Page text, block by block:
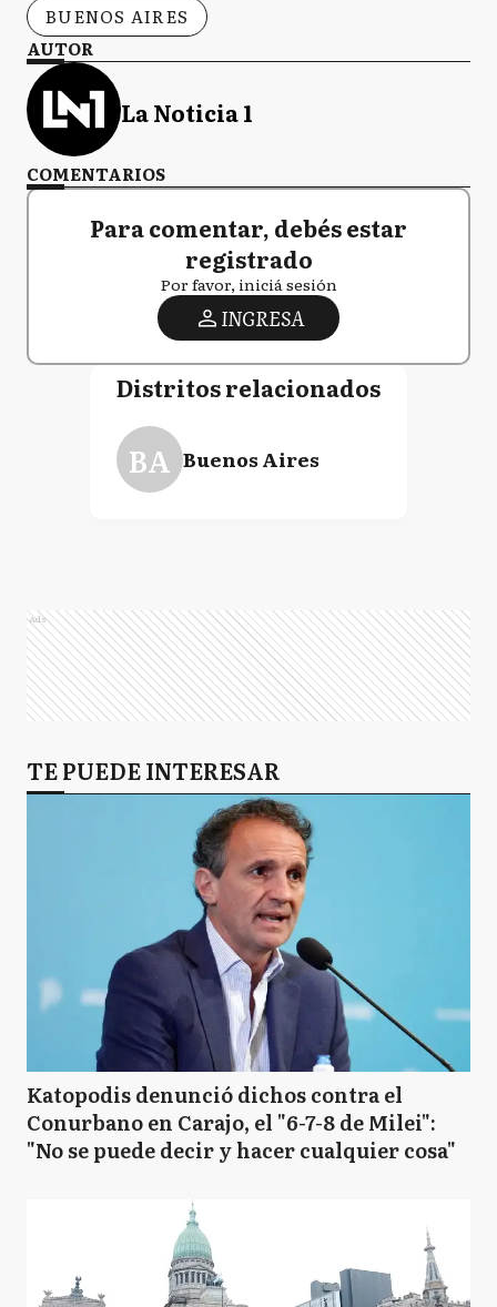
BUENOS AIRES
AUTOR
La Noticia 1
COMENTARIOS
Para comentar, debés estar
registrado
Por favor, iniciá sesión
INGRESA
Distritos relacionados
BA Buenos Aires
Ads
TE PUEDE INTERESAR
Katopodis denunció dichos contra el
Conurbano en Carajo, el "6-7-8 de Milei":
"No se puede decir y hacer cualquier cosa"